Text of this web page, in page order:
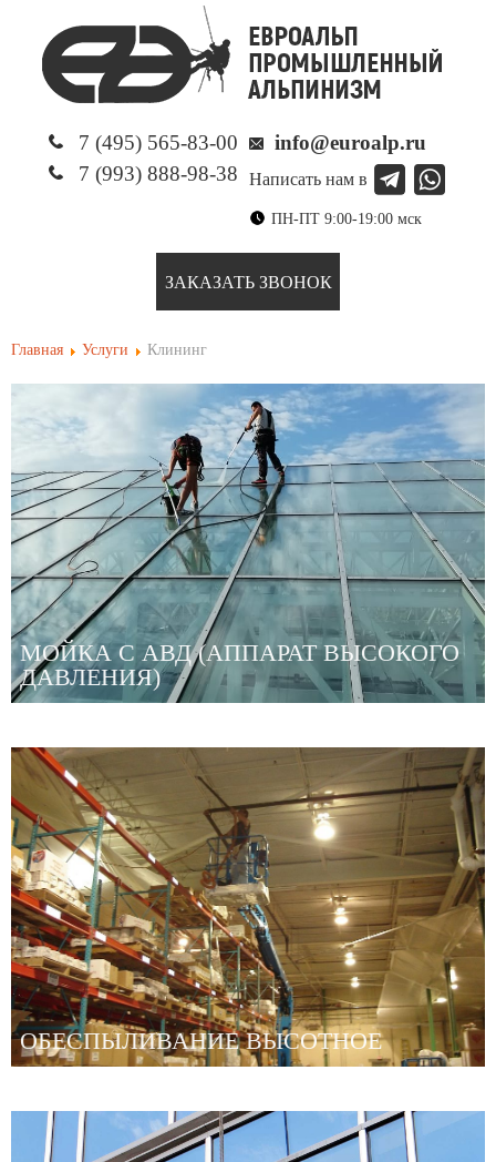
7 (495) 565-83-00
7 (993) 888-98-38
info@euroalp.ru
Написать нам в
ПН-ПТ 9:00-19:00 мск
ЗАКАЗАТЬ ЗВОНОК
Главная Услуги Клининг
МОЙКА С АВД (АППАРАТ ВЫСОКОГО
ДАВЛЕНИЯ)
ОБЕСПЫЛИВАНИЕ ВЫСОТНОЕ